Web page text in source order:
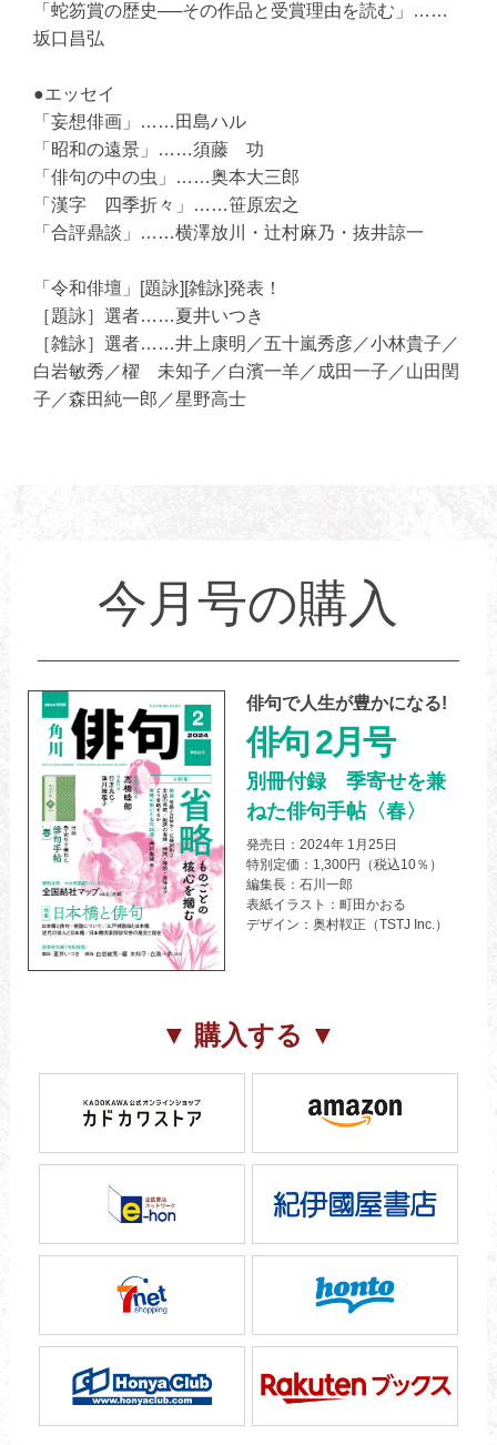
「蛇笏賞の歴史──その作品と受賞理由を読む」……
坂口昌弘
●エッセイ
「妄想俳画」……田島ハル
「昭和の遠景」……須藤 功
「俳句の中の虫」……奥本大三郎
「漢字 四季折々」……笹原宏之
「合評鼎談」……横澤放川・辻村麻乃・抜井諒一
「令和俳壇」[題詠][雑詠]発表！
［題詠］選者……夏井いつき
［雑詠］選者……井上康明／五十嵐秀彦／小林貴子／
白岩敏秀／櫂 未知子／白濱一羊／成田一子／山田閏
子／森田純一郎／星野高士
今月号の購入
俳句で人生が豊かになる!
俳句 2月号
別冊付録 季寄せを兼
ねた俳句手帖〈春〉
発売日：2024年 1月25日
特別定価：1,300円（税込10％）
編集長：石川一郎
表紙イラスト：町田かおる
デザイン：奥村靫正（TSTJ Inc.）
▼ 購入する ▼